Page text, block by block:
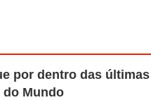
por dentro das últimas
Mundo